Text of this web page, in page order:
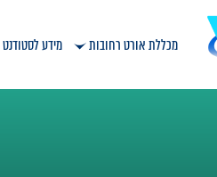
מכללת אורט רחובות מידע לסטודנט